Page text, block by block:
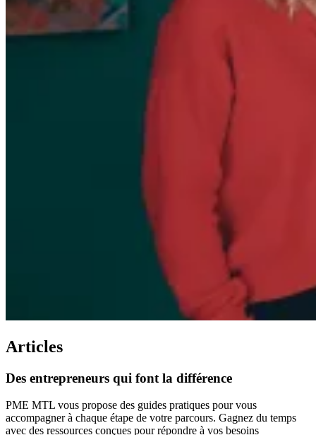
Articles
Des entrepreneurs qui font la différence
PME MTL vous propose des guides pratiques pour vous
accompagner à chaque étape de votre parcours. Gagnez du temps
avec des ressources conçues pour répondre à vos besoins